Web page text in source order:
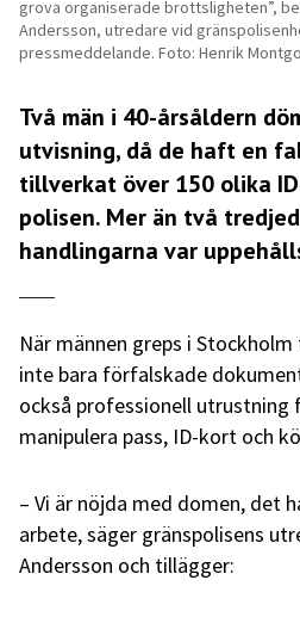
grova organiserade brottsligheten”,
Andersson, utredare vid
pressmeddelande. Foto: Henrik
Två män i 40-årsåldern
utvisning, då de haft en
tillverkat över 150 olika
polisen. Mer än två
handlingarna var
När männen greps i
inte bara förfalskade
också professionell
manipulera pass, ID-kort och
– Vi är nöjda med domen, det
arbete, säger gränspolisens
Andersson och tillägger: